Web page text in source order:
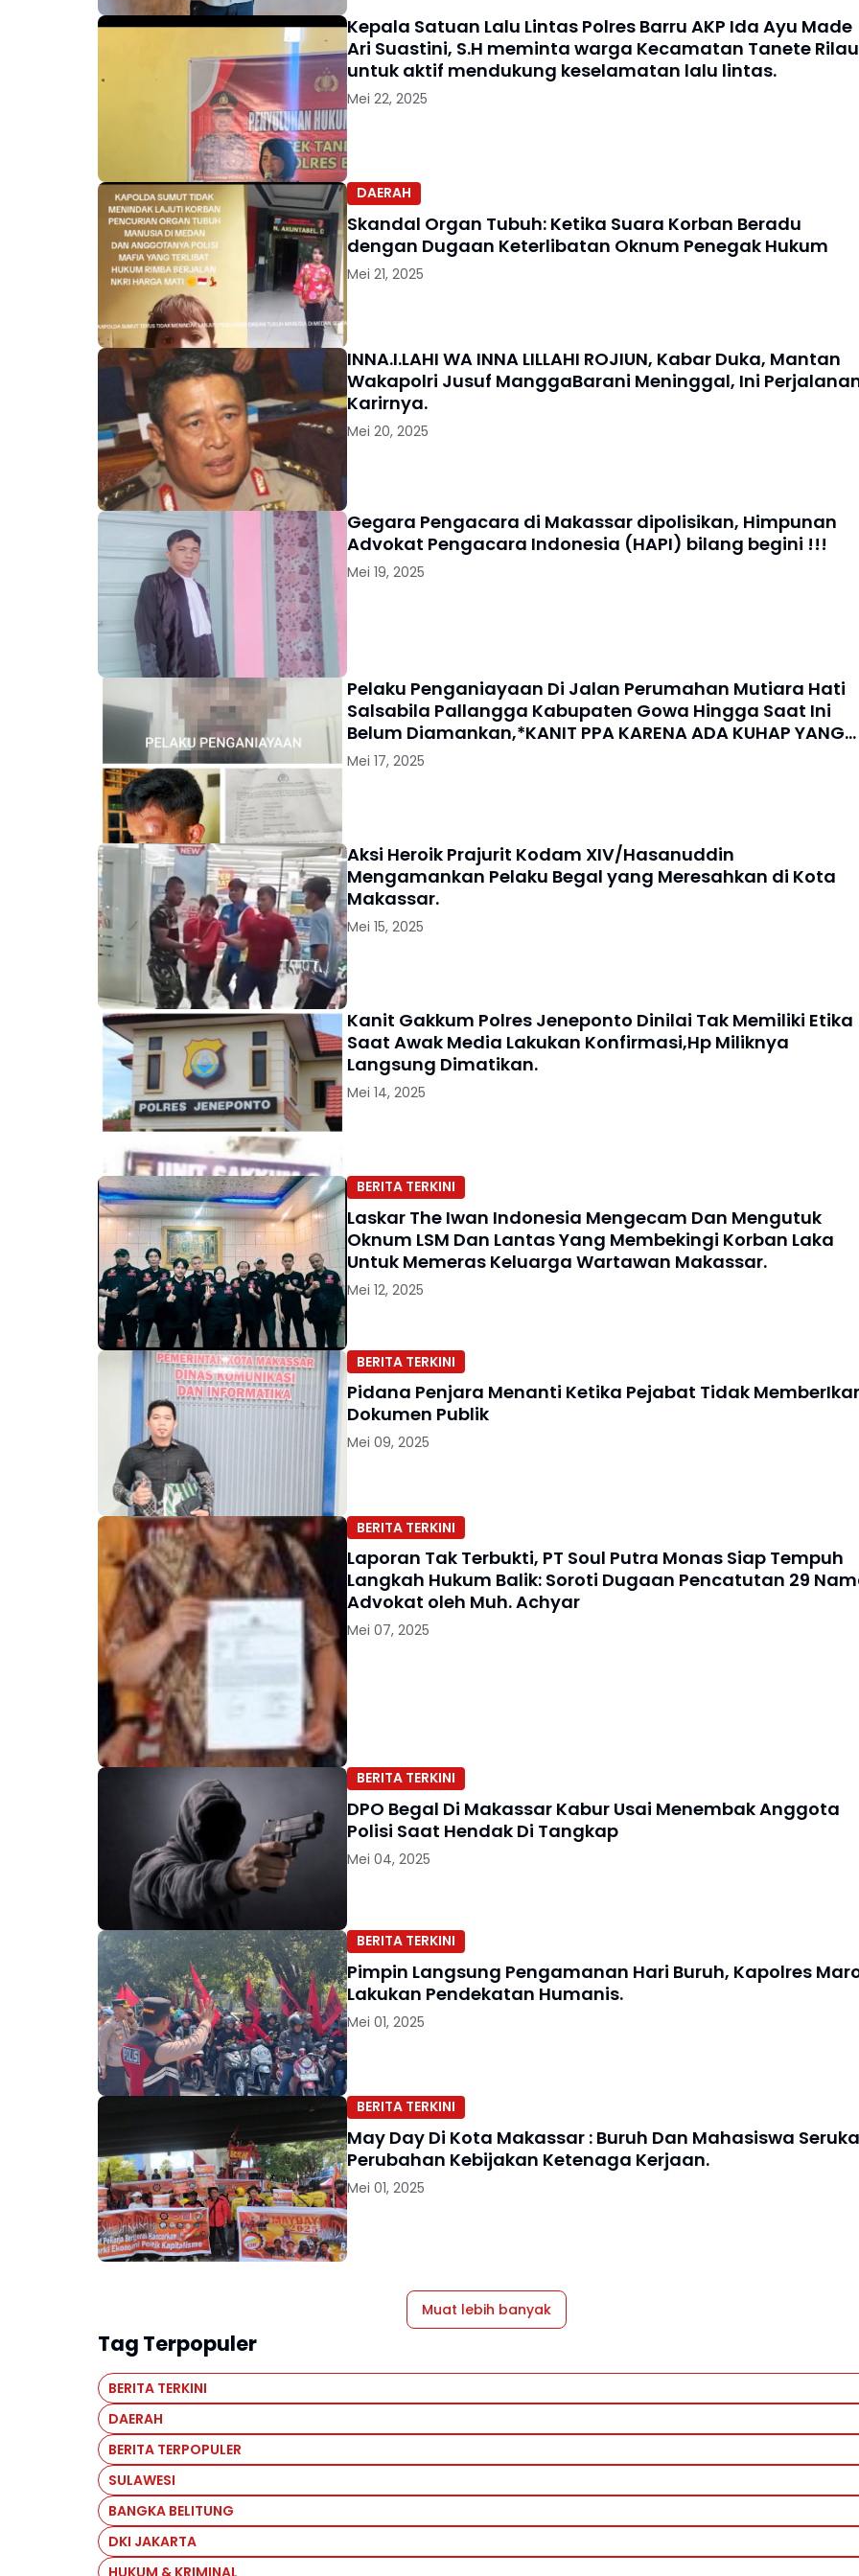
Kepala Satuan Lalu Lintas Polres Barru AKP Ida Ayu Made
Ari Suastini, S.H meminta warga Kecamatan Tanete Rilau
untuk aktif mendukung keselamatan lalu lintas.
Mei 22, 2025
DAERAH
Skandal Organ Tubuh: Ketika Suara Korban Beradu
dengan Dugaan Keterlibatan Oknum Penegak Hukum
Mei 21, 2025
INNA.I.LAHI WA INNA LILLAHI ROJIUN, Kabar Duka, Mantan
Wakapolri Jusuf ManggaBarani Meninggal, Ini
Karirnya.
Mei 20, 2025
Gegara Pengacara di Makassar dipolisikan, Himpunan
Advokat Pengacara Indonesia (HAPI) bilang begini !!!
Mei 19, 2025
Pelaku Penganiayaan Di Jalan Perumahan Mutiara Hati
Salsabila Pallangga Kabupaten Gowa Hingga Saat Ini
Belum Diamankan,*KANIT PPA KARENA ADA KUHAP YANG
MENGATUR
Mei 17, 2025
Aksi Heroik Prajurit Kodam XIV/Hasanuddin
Mengamankan Pelaku Begal yang Meresahkan di Kota
Makassar.
Mei 15, 2025
Kanit Gakkum Polres Jeneponto Dinilai Tak Memiliki Etika
Saat Awak Media Lakukan Konfirmasi,Hp Miliknya
Langsung Dimatikan.
Mei 14, 2025
BERITA TERKINI
Laskar The Iwan Indonesia Mengecam Dan Mengutuk
Oknum LSM Dan Lantas Yang Membekingi Korban Laka
Untuk Memeras Keluarga Wartawan Makassar.
Mei 12, 2025
BERITA TERKINI
Pidana Penjara Menanti Ketika Pejabat Tidak
Dokumen Publik
Mei 09, 2025
BERITA TERKINI
Laporan Tak Terbukti, PT Soul Putra Monas Siap Tempuh
Langkah Hukum Balik: Soroti Dugaan Pencatutan 29
Advokat oleh Muh. Achyar
Mei 07, 2025
BERITA TERKINI
DPO Begal Di Makassar Kabur Usai Menembak Anggota
Polisi Saat Hendak Di Tangkap
Mei 04, 2025
BERITA TERKINI
Pimpin Langsung Pengamanan Hari Buruh, Kapolres
Lakukan Pendekatan Humanis.
Mei 01, 2025
BERITA TERKINI
May Day Di Kota Makassar : Buruh Dan Mahasiswa
Perubahan Kebijakan Ketenaga Kerjaan.
Mei 01, 2025
Muat lebih banyak
Tag Terpopuler
BERITA TERKINI
DAERAH
BERITA TERPOPULER
SULAWESI
BANGKA BELITUNG
DKI JAKARTA
HUKUM & KRIMINAL